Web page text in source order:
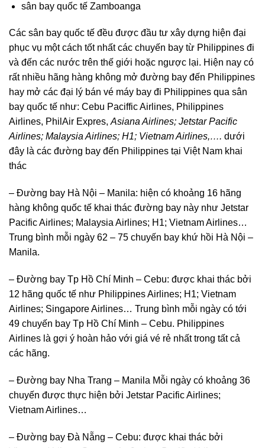
sân bay quốc tế Zamboanga
Các sân bay quốc tế đều được đầu tư xây dựng hiện đại
phục vụ một cách tốt nhất các chuyến bay từ Philippines đi
và đến các nước trên thế giới hoặc ngược lại. Hiện nay có
rất nhiều hãng hàng không mở đường bay đến Philippines
hay mở các đại lý bán vé máy bay đi Philippines qua sân
bay quốc tế như: Cebu Paciffic Airlines, Philippines
Airlines, PhilAir Expres,Asiana Airlines; Jetstar Pacific
Airlines; Malaysia Airlines; H1; Vietnam Airlines,…. dưới
đây là các đường bay đến Philippines tại Việt Nam khai
thác
– Đường bay Hà Nội – Manila: hiện có khoảng 16 hãng
hàng không quốc tế khai thác đường bay này như Jetstar
Pacific Airlines; Malaysia Airlines; H1; Vietnam Airlines…
Trung bình mỗi ngày 62 – 75 chuyến bay khứ hồi Hà Nội –
Manila.
– Đường bay Tp Hồ Chí Minh – Cebu: được khai thác bởi
12 hãng quốc tế như Philippines Airlines; H1; Vietnam
Airlines; Singapore Airlines… Trung bình mỗi ngày có tới
49 chuyến bay Tp Hồ Chí Minh – Cebu. Philippines
Airlines là gợi ý hoàn hảo với giá vé rẻ nhất trong tất cả
các hãng.
– Đường bay Nha Trang – Manila Mỗi ngày có khoảng 36
chuyến được thực hiện bởi Jetstar Pacific Airlines;
Vietnam Airlines…
– Đường bay Đà Nẵng – Cebu: được khai thác bởi